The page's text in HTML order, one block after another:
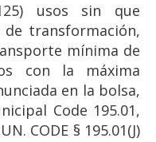
usos sin que
transformación,
mínima de
con la máxima
en la bolsa,
Code 195.01,
CODE § 195.01(J)